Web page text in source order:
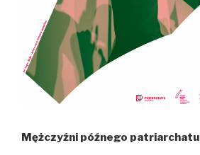
Mężczyźni późnego patriarchatu